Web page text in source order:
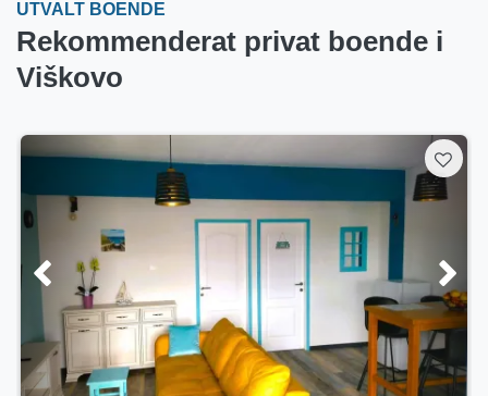
UTVALT BOENDE
Rekommenderat privat boende i
Viškovo